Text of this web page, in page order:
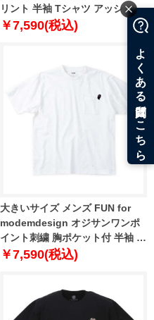
リント 半袖 Tシャツ アッシュ
1278-4216-1 3L 4L 5L 6L
￥7,590(税込)
大きいサイズ メンズ FUN for
modemdesign オジサンワンポ
イント刺繍 胸ポケット付 半袖 T
シャツ ホワイト 1278-4217-1 3L
￥7,590(税込)